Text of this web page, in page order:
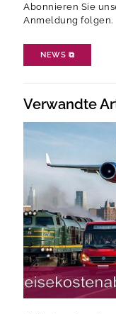
Abonnieren Sie
Anmeldung folgen.
NEWS ⧉
Verwandte